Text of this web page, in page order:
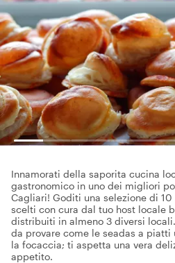
Innamorati della saporita cucina
gastronomico in uno dei migliori
Cagliari! Goditi una selezione di
scelti con cura dal tuo host locale
distribuiti in almeno 3 diversi
da provare come le seadas a
la focaccia; ti aspetta una vera
appetito.